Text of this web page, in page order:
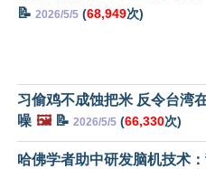
📝 2026/5/5 (68,949次)
习偷鸡不成蚀把米 反令台湾
噪 🖼️📝 2026/5/5 (66,330次)
哈佛学者助中研发脑机技术